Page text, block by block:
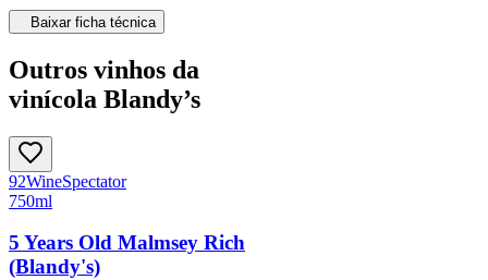
Baixar ficha técnica
Outros vinhos da
vinícola Blandy’s
92WineSpectator
750ml
5 Years Old Malmsey Rich
(Blandy's)